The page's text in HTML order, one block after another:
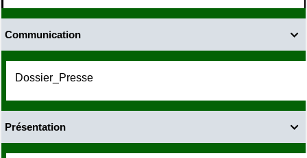

Communication
Dossier_Presse

Présentation